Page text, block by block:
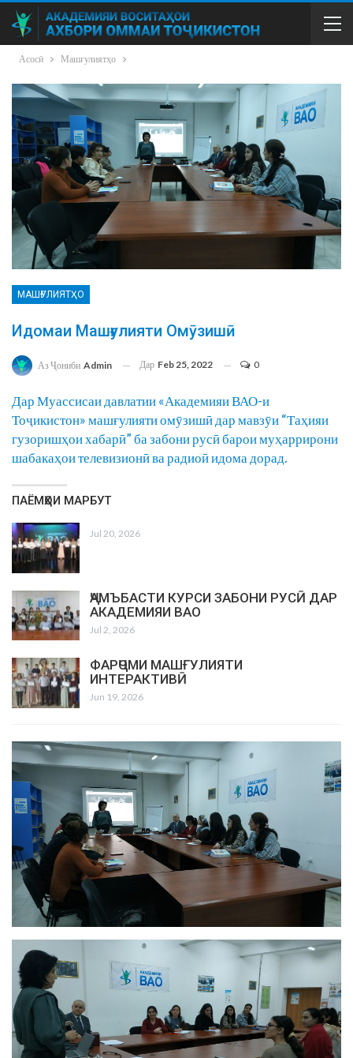
Асосӣ Машғулиятҳо
МАШҒУЛИЯТҲО
Идомаи Машғулияти Омӯзишӣ
Аз Ҷониби Admin Дар Feb 25, 2022 0
Дар Муассисаи давлатии «Академияи ВАО-и
Тоҷикистон» машғулияти омӯзишӣ дар мавзӯи “Таҳияи
гузоришҳои хабарӣ” ба забони русӣ барои муҳаррирони
шабакаҳои телевизионӣ ва радиоӣ идома дорад.
ПАЁМҲОИ МАРБУТ
Jul 20, 2026
ҶАМЪБАСТИ КУРСИ ЗАБОНИ РУСӢ ДАР
АКАДЕМИЯИ ВАО
Jul 2, 2026
ФАРҶОМИ МАШҒУЛИЯТИ
ИНТЕРАКТИВӢ
Jun 19, 2026